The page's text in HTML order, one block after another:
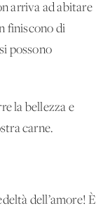
arriva ad abitare
finiscono di
possono
la bellezza e
carne.
dell’amore! È